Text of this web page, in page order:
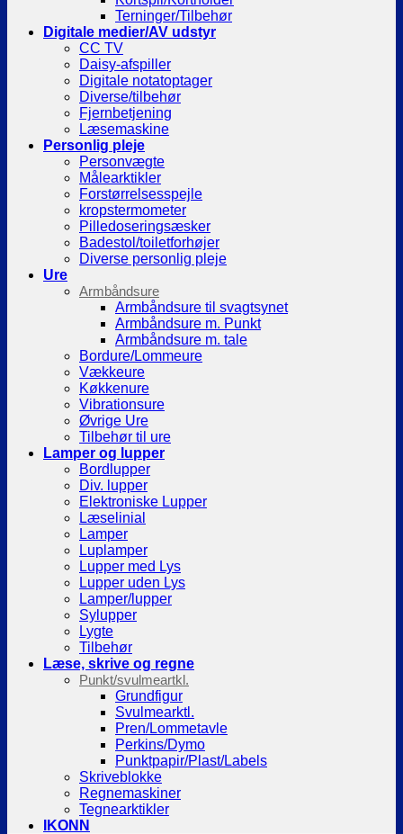
Terninger/Tilbehør
Digitale medier/AV udstyr
CC TV
Daisy-afspiller
Digitale notatoptager
Diverse/tilbehør
Fjernbetjening
Læsemaskine
Personlig pleje
Personvægte
Målearktikler
Forstørrelsesspejle
kropstermometer
Pilledoseringsæsker
Badestol/toiletforhøjer
Diverse personlig pleje
Ure
Armbåndsure
Armbåndsure til svagtsynet
Armbåndsure m. Punkt
Armbåndsure m. tale
Bordure/Lommeure
Vækkeure
Køkkenure
Vibrationsure
Øvrige Ure
Tilbehør til ure
Lamper og lupper
Bordlupper
Div. lupper
Elektroniske Lupper
Læselinial
Lamper
Luplamper
Lupper med Lys
Lupper uden Lys
Lamper/lupper
Sylupper
Lygte
Tilbehør
Læse, skrive og regne
Punkt/svulmeartkl.
Grundfigur
Svulmearktl.
Pren/Lommetavle
Perkins/Dymo
Punktpapir/Plast/Labels
Skriveblokke
Regnemaskiner
Tegnearktikler
IKONN